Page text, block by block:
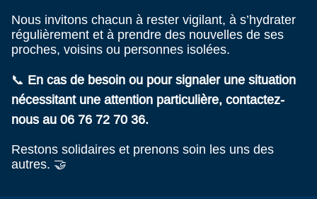
Nous invitons chacun à rester vigilant, à s’hydrater
régulièrement et à prendre des nouvelles de ses
proches, voisins ou personnes isolées.
📞 En cas de besoin ou pour signaler une situation
nécessitant une attention particulière, contactez-
nous au 06 76 72 70 36.
Restons solidaires et prenons soin les uns des
autres. 🤝